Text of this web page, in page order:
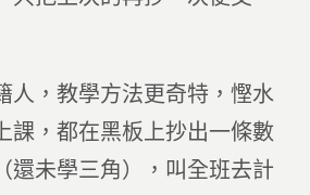
人，教學方法更奇特，慳水
課，都在黑板上抄出一條數
還未學三角），叫全班去計